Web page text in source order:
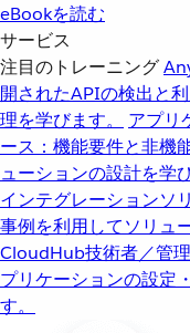
eBookを読む
サービス
注目のトレーニング
開されたAPIの検出と
理を学びます。
アプリ
ース：機能要件と非機
ューションの設計を学
インテグレーションソ
事例を利用してソリュ
CloudHub技術者／管
プリケーションの設定
す。